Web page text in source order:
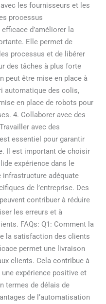
les fournisseurs et les
processus
d’améliorer la
Elle permet de
processus et de libérer
des tâches à plus forte
peut être mise en place à
automatique des colis,
en place de robots pour
4. Collaborer avec des
avec des
essentiel pour garantir
Il est important de choisir
expérience dans le
infrastructure adéquate
de l’entreprise. Des
contribuer à réduire
les erreurs et à
FAQs: Q1: Comment la
la satisfaction des clients
permet une livraison
clients. Cela contribue à
expérience positive et
termes de délais de
de l’automatisation